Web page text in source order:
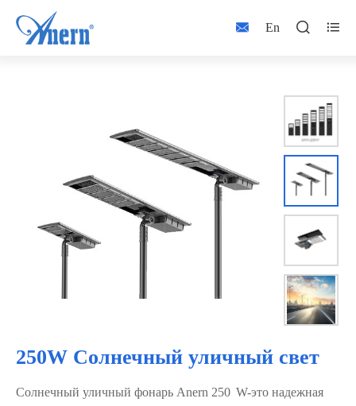
 En  
250W Солнечный уличный свет
Солнечный уличный фонарь Anern 250 W-это надежная